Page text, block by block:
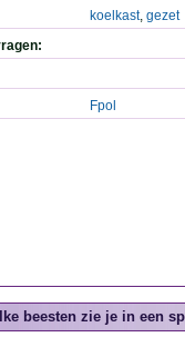
koelkast, gezet
Fpol
beesten zie je in een